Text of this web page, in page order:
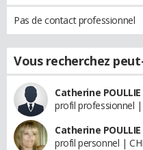
Pas de contact professionnel
Vous recherchez
Catherine POULLIE
profil professionnel
Catherine POULLIE
profil personnel |